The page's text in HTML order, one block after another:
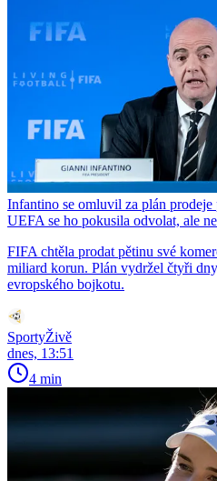
Infantino se omluvil za plán
UEFA se ho pokusila odvolat, ale
FIFA chtěla prodat pětinu své
miliard korun. Plán vydržel čtyři
evropského bojkotu.
SportyŽivě
dnes, 13:51
4 min